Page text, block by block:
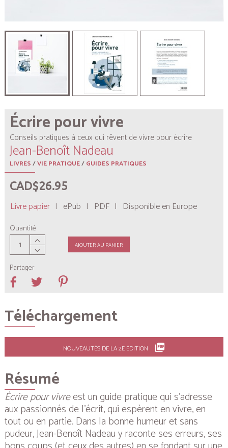
Écrire pour vivre
Conseils pratiques à ceux qui rêvent de vivre pour écrire
Jean-Benoît Nadeau
LIVRES/VIE PRATIQUE/GUIDES PRATIQUES
CAD$26.95
Livre papier | ePub | PDF | Disponible en Europe
Quantité
AJOUTER AU PANIER
Partager
Téléchargement
NOUVEAUTÉS DE LA 2E ÉDITION picture_as_pdf
Résumé
Écrire pour vivreest un guide pratique qui s’adresse
aux passionnés de l’écrit, qui espèrent en vivre, en
tout ou en partie. Dans la bonne humeur et sans
pudeur, Jean-Benoît Nadeau y raconte ses erreurs, ses